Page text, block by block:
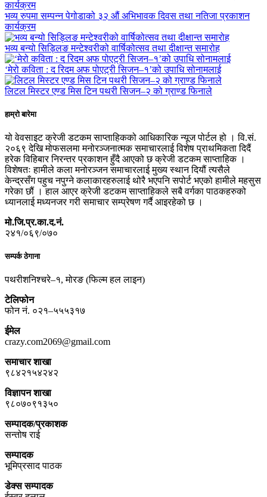
भव्य रुपमा सम्पन्न पेगोडाको ३२ औं अभिभावक दिवस तथा नतिजा प्रकाशन
कार्यक्रम
भव्य बन्यो सिड्लिङ मन्टेश्वरीको वार्षिकोत्सव तथा दीक्षान्त समारोह
‘मेरो कविता : द रिदम अफ पोएट्री सिजन–१’को उपाधि सोनामलाई
लिटल मिस्टर एण्ड मिस टिन पथरी सिजन–२ को ग्राण्ड फिनाले
हाम्रो बारेमा
यो वेवसाइट क्रेजी डटकम साप्ताहिकको आधिकारिक न्यूज पोर्टल हो । वि.सं.
२०६९ देखि मोफसलमा मनोरञ्जनात्मक समाचारलाई विशेष प्राथमिकता दिदैं
हरेक विहिबार निरन्तर प्रकाशन हुँदै आएको छ क्रेजी डटकम साप्ताहिक ।
विशेषतः हामीले कला मनोरञ्जन समाचारलाई मुख्य स्थान दियौं त्यसैले
केन्द्रसँग पहुच नपुग्ने कलाकारहरुलाई थोरै भएपनि सपोर्ट भएको हामीले महसुस
गरेका छौं । हाल आएर क्रेजी डटकम साप्ताहिकले सबै वर्गका पाठकहरुको
ध्यानलाई मध्यनजर गरी समाचार सम्प्रेषण गर्दै आइरहेको छ ।
मो.जि.प्र.का.द.नं.
२४१/०६९/०७०
सम्पर्क ठेगाना
पथरीशनिश्चरे–१, मोरङ (फिल्म हल लाइन)
टेलिफोन
फोन नं. ०२१–५५५३१७
ईमेल
crazy.com2069@gmail.com
समाचार शाखा
९८४२१५४२४२
विज्ञापन शाखा
९८०७०९१३५०
सम्पादक/प्रकाशक
सन्तोष राई
सम्पादक
भूमिप्रसाद पाठक
डेक्स सम्पादक